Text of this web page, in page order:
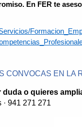
En FER te
CONVOCAS EN LA
duda o quieres
941 271 271